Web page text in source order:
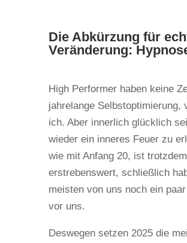
Die Abkürzung für
Veränderung:
High Performer haben keine
jahrelange Selbstoptimierung,
ich. Aber innerlich glücklich
wieder ein inneres Feuer zu
wie mit Anfang 20, ist trotzdem
erstrebenswert, schließlich
meisten von uns noch ein
vor uns.
Deswegen setzen 2025 die